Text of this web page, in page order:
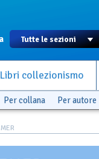
Libri collezionismo
Per collana Per autore